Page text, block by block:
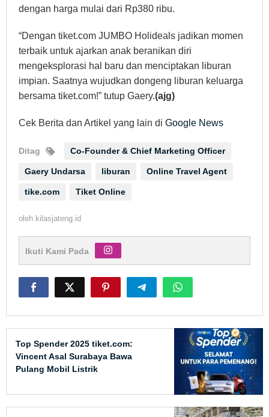
dengan harga mulai dari Rp380 ribu.
“Dengan tiket.com JUMBO Holideals jadikan momen
terbaik untuk ajarkan anak beranikan diri
mengeksplorasi hal baru dan menciptakan liburan
impian. Saatnya wujudkan dongeng liburan keluarga
bersama tiket.com!” tutup Gaery.(ajg)
Cek Berita dan Artikel yang lain di Google News
Ditag Co-Founder & Chief Marketing Officer
Gaery Undarsa liburan Online Travel Agent
tike.com Tiket Online
oleh kilasjateng.id
Ikuti Kami Pada
Top Spender 2025 tiket.com:
Vincent Asal Surabaya Bawa
Pulang Mobil Listrik